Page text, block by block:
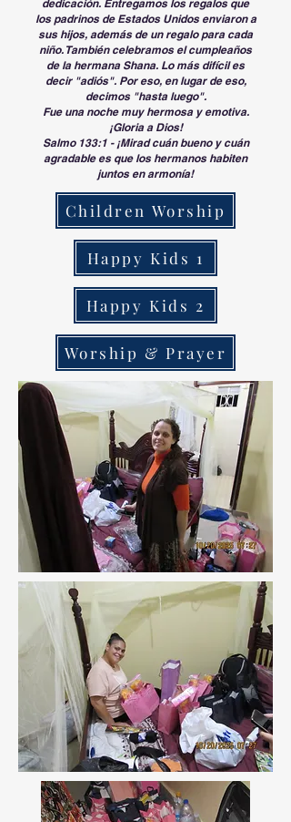
dedicación. Entregamos los regalos que
los padrinos de Estados Unidos enviaron a
sus hijos, además de un regalo para cada
niño. También celebramos el cumpleaños
de la hermana Shana. Lo más difícil es
decir "adiós". Por eso, en lugar de eso,
decimos "hasta luego".
Fue una noche muy hermosa y emotiva.
¡Gloria a Dios!
Salmo 133:1 - ¡Mirad cuán bueno y cuán
agradable es que los hermanos habiten
juntos en armonía!
Children Worship
Happy Kids 1
Happy Kids 2
Worship & Prayer